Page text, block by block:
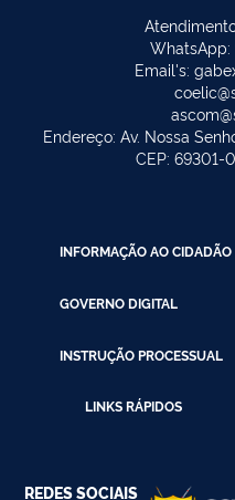
Email's:
Endereço: Av. Nossa
CEP: 69301-
INFORMAÇÃO AO CIDADÃO
GOVERNO DIGITAL
INSTRUÇÃO PROCESSUAL
LINKS RÁPIDOS
REDES SOCIAIS